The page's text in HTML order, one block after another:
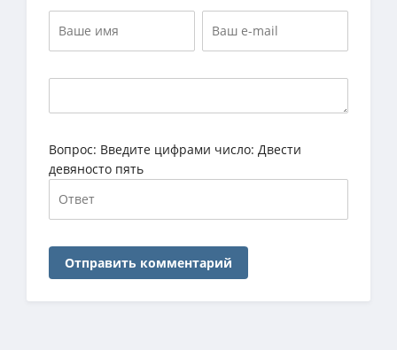
Вопрос: Введите цифрами число: Двести
девяносто пять
Отправить комментарий